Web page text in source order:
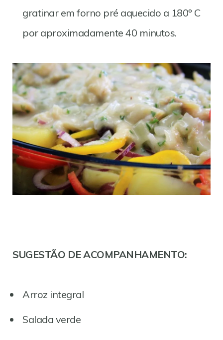
gratinar em forno pré aquecido a 180º C
por aproximadamente 40 minutos.
SUGESTÃO DE ACOMPANHAMENTO:
Arroz integral
Salada verde